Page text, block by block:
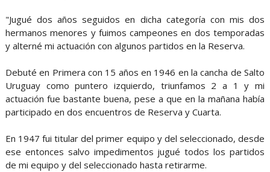
"Jugué dos años seguidos en dicha categoría con mis dos
hermanos menores y fuimos campeones en dos temporadas
y alterné mi actuación con algunos partidos en la Reserva.
Debuté en Primera con 15 años en 1946 en la cancha de Salto
Uruguay como puntero izquierdo, triunfamos 2 a 1 y mi
actuación fue bastante buena, pese a que en la mañana había
participado en dos encuentros de Reserva y Cuarta.
En 1947 fui titular del primer equipo y del seleccionado, desde
ese entonces salvo impedimentos jugué todos los partidos
de mi equipo y del seleccionado hasta retirarme.